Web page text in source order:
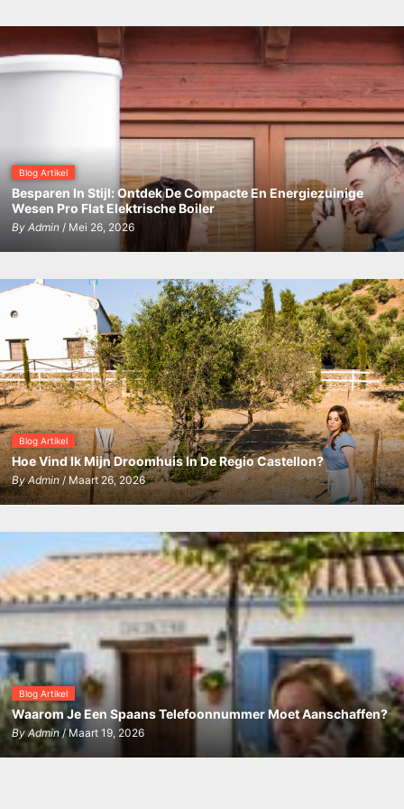
Blog Artikel
Besparen In Stijl: Ontdek De Compacte En Energiezuinige
Wesen Pro Flat Elektrische Boiler
By Admin/ Mei 26, 2026
Blog Artikel
Hoe Vind Ik Mijn Droomhuis In De Regio Castellon?
ByAdmin/ Maart 26, 2026
Blog Artikel
Waarom Je Een Spaans Telefoonnummer Moet Aanschaffen?
By Admin/ Maart 19, 2026